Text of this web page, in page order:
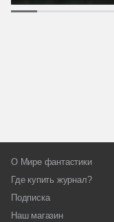
О Мире фантастики
Где купить журнал?
Подписка
Наш магазин